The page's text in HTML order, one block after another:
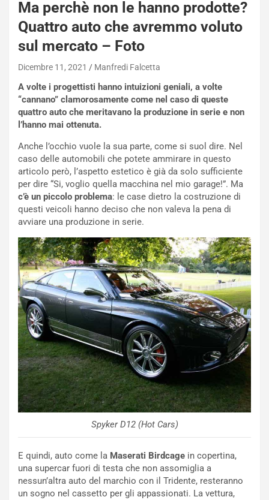
Ma perchè non le hanno prodotte?
Quattro auto che avremmo voluto
sul mercato – Foto
Dicembre 11, 2021 Manfredi Falcetta
A volte i progettisti hanno intuizioni geniali, a volte
“cannano” clamorosamente come nel caso di queste
quattro auto che meritavano la produzione in serie e non
l’hanno mai ottenuta.
Anche l’occhio vuole la sua parte, come si suol dire. Nel
caso delle automobili che potete ammirare in questo
articolo però, l’aspetto estetico è già da solo sufficiente
per dire “Si, voglio quella macchina nel mio garage!”. Ma
c’è un piccolo problema: le case dietro la costruzione di
questi veicoli hanno deciso che non valeva la pena di
avviare una produzione in serie.
Spyker D12 (Hot Cars)
E quindi, auto come la Maserati Birdcage in copertina,
una supercar fuori di testa che non assomiglia a
nessun’altra auto del marchio con il Tridente, resteranno
un sogno nel cassetto per gli appassionati. La vettura,
NOTIZIE
N